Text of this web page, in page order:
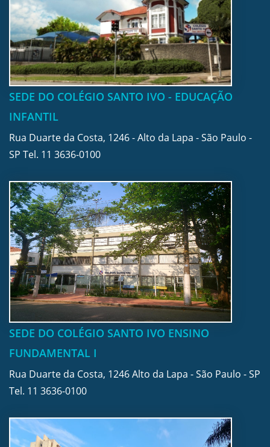
SEDE DO COLÉGIO SANTO IVO - EDUCAÇÃO
INFANTIL
Rua Duarte da Costa, 1246 - Alto da Lapa - São Paulo -
SP Tel. 11 3636-0100
SEDE DO COLÉGIO SANTO IVO ENSINO
FUNDAMENTAL I
Rua Duarte da Costa, 1246 Alto da Lapa - São Paulo - SP
Tel. 11 3636-0100